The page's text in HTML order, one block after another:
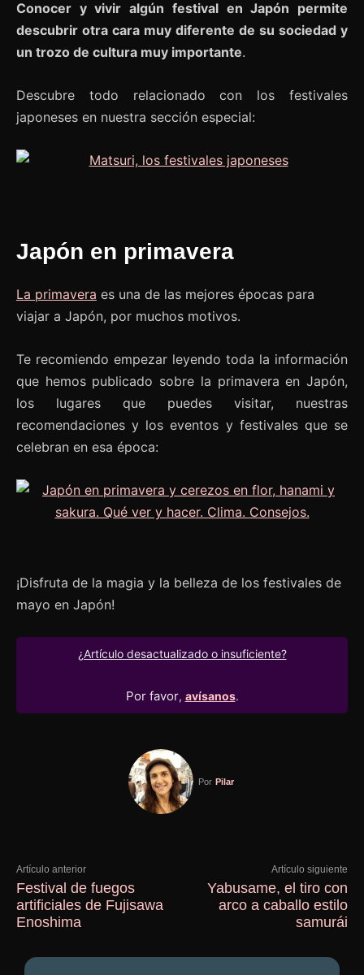
Conocer y vivir algún festival en Japón permite
descubrir otra cara muy diferente de su sociedad y
un trozo de cultura muy importante.
Descubre todo relacionado con los festivales
japoneses en nuestra sección especial:
Japón en primavera
La primavera es una de las mejores épocas para
viajar a Japón, por muchos motivos.
Te recomiendo empezar leyendo toda la información
que hemos publicado sobre la primavera en Japón,
los lugares que puedes visitar, nuestras
recomendaciones y los eventos y festivales que se
celebran en esa época:
¡Disfruta de la magia y la belleza de los festivales de
mayo en Japón!
¿Artículo desactualizado o insuficiente?
Por favor, avísanos.
Por Pilar
Artículo anterior
Festival de fuegos
artificiales de Fujisawa
Enoshima
Artículo siguiente
Yabusame, el tiro con
arco a caballo estilo
samurái